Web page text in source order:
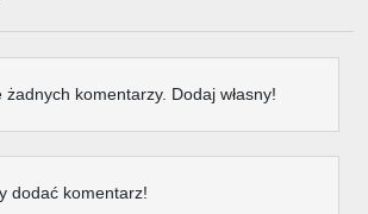
żadnych komentarzy. Dodaj własny!
dodać komentarz!